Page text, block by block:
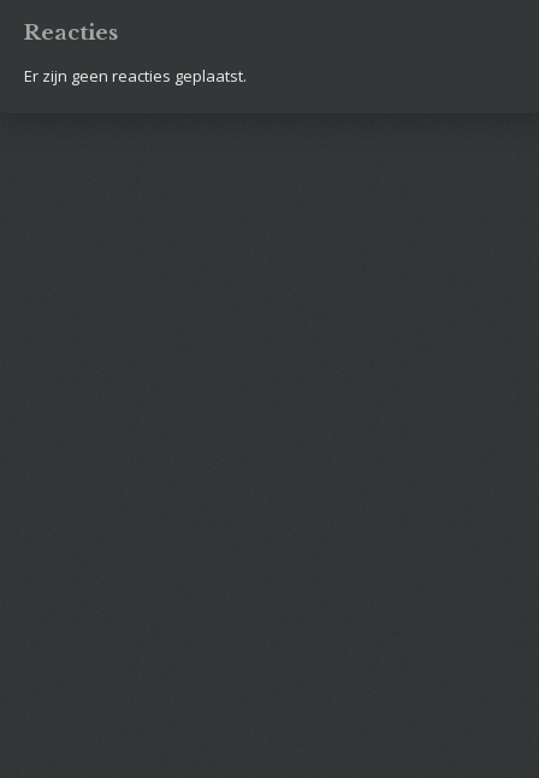
Reacties
Er zijn geen reacties geplaatst.